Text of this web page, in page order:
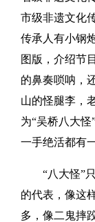
市级非遗文化
传承人有小钢
图版，介绍节
的鼻奏唢呐，
山的怪腿李，
为“吴桥八大
一手绝活都有
“八大怪”
的代表，像这
多，像二鬼摔